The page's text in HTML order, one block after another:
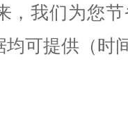
，我们为您
均可提供（时